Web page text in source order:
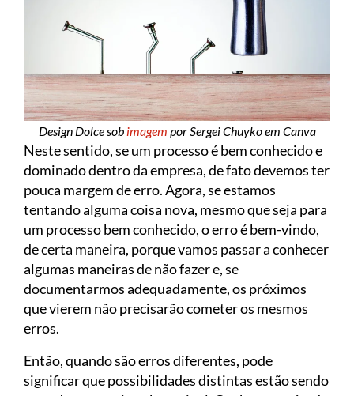
Design Dolce sob imagem por Sergei Chuyko em Canva
Neste sentido, se um processo é bem conhecido e
dominado dentro da empresa, de fato devemos ter
pouca margem de erro. Agora, se estamos
tentando alguma coisa nova, mesmo que seja para
um processo bem conhecido, o erro é bem-vindo,
de certa maneira, porque vamos passar a conhecer
algumas maneiras de não fazer e, se
documentarmos adequadamente, os próximos
que vierem não precisarão cometer os mesmos
erros.
Então, quando são erros diferentes, pode
significar que possibilidades distintas estão sendo